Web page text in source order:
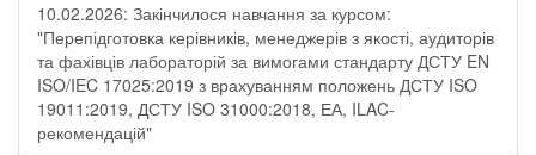
10.02.2026: Закінчилося навчання за курсом:
"Перепідготовка керівників, менеджерів з якості, аудиторів
та фахівців лабораторій за вимогами стандарту ДСТУ EN
ISO/IEC 17025:2019 з врахуванням положень ДСТУ ISO
19011:2019, ДСТУ ISO 31000:2018, ЕА, ILAC-
рекомендацій"